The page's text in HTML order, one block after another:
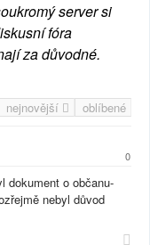
server si
fóra
za důvodné.
nejnovější oblíbené
0
dokument o občanu-
nebyl důvod